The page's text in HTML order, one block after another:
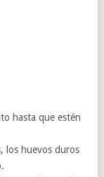
hasta que estén
los huevos duros